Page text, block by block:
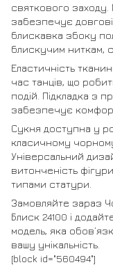
святкового заходу.
забезпечує
блискавка збоку
блискучим ниткам,
Еластичність
час танців, що
подій. Підкладка з
забезпечує
Сукня доступна у
класичному чорному
Універсальний
витонченість
типами статури.
Замовляйте зараз
Блиск 24100 і
модель, яка
вашу унікальність.
[block id="560494"]